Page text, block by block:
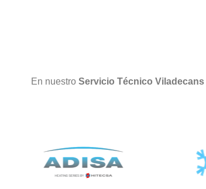
En nuestro Servicio Técnico Viladecans